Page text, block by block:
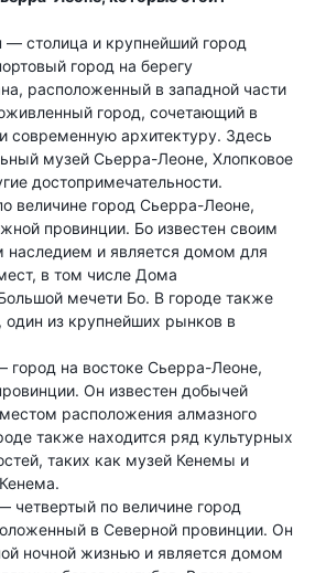
— столица и крупнейший город
город на берегу
расположенный в западной части
город, сочетающий в
современную архитектуру. Здесь
музей Сьерра-Леоне, Хлопковое
достопримечательности.
величине город Сьерра-Леоне,
провинции. Бо известен своим
наследием и является домом для
в том числе Дома
мечети Бо. В городе также
один из крупнейших рынков в
город на востоке Сьерра-Леоне,
Он известен добычей
расположения алмазного
также находится ряд культурных
таких как музей Кенемы и
четвертый по величине город
в Северной провинции. Он
ночной жизнью и является домом